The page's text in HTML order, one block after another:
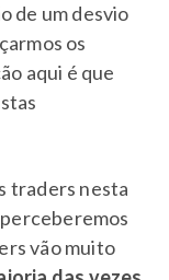
de um desvio
os
aqui é que
traders nesta
vão muito